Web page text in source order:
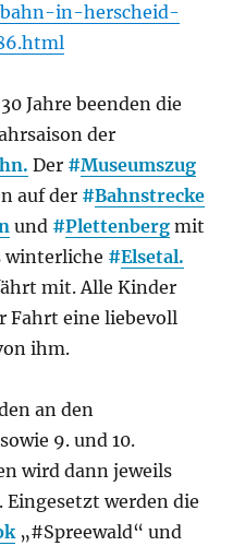
in-herscheid-
Jahre beenden die
der
Der #Museumszug
auf der #Bahnstrecke
und #Plettenberg mit
winterliche #Elsetal.
mit. Alle Kinder
Fahrt eine liebevoll
ihm.
an den
9. und 10.
wird dann jeweils
Eingesetzt werden die
„#Spreewald“ und